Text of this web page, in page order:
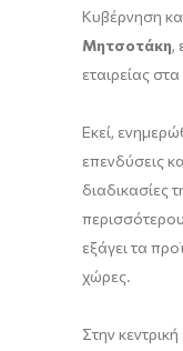
Κυβέρνηση
Μητσοτάκη,
εταιρείας
Εκεί,
επενδύσεις
διαδικασίες
εξάγει τα
χώρες.
Στην